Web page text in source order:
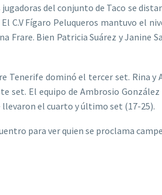
del conjunto de Taco se
C.V Fígaro Peluqueros mantuvo el
Frare. Bien Patricia Suárez y
Tenerife dominó el tercer set. Rina
set. El equipo de Ambrosio
el cuarto y último set (17-25).
para ver quien se proclama